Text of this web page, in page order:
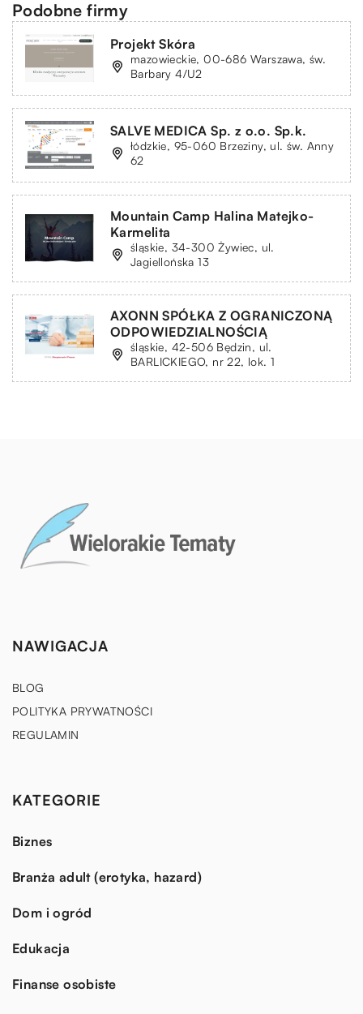
Podobne firmy
Projekt Skóra
mazowieckie, 00-686 Warszawa, św.
Barbary 4/U2
SALVE MEDICA Sp. z o.o. Sp.k.
łódzkie, 95-060 Brzeziny, ul. św. Anny
62
Mountain Camp Halina Matejko-
Karmelita
śląskie, 34-300 Żywiec, ul.
Jagiellońska 13
AXONN SPÓŁKA Z OGRANICZONĄ
ODPOWIEDZIALNOŚCIĄ
śląskie, 42-506 Będzin, ul.
BARLICKIEGO, nr 22, lok. 1
NAWIGACJA
BLOG
POLITYKA PRYWATNOŚCI
REGULAMIN
KATEGORIE
Biznes
Branża adult (erotyka, hazard)
Dom i ogród
Edukacja
Finanse osobiste